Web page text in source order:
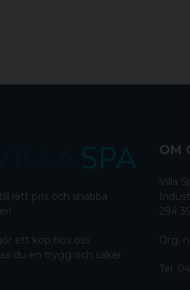
rätt pris och snabba
ett köp hos oss
du en trygg och säker
OM
Villa
294
Org.
Tel: